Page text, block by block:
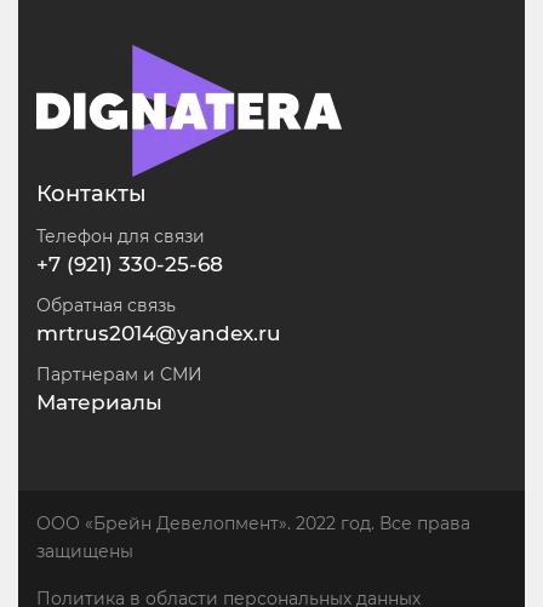
Контакты
Телефон для связи
+7 (921) 330-25-68
Обратная связь
mrtrus2014@yandex.ru
Партнерам и СМИ
Материалы
ООО «Брейн Девелопмент». 2022 год. Все права
защищены
Политика в области персональных данных